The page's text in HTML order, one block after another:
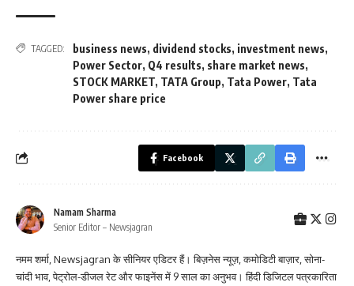
TAGGED: business news, dividend stocks, investment news,
Power Sector, Q4 results, share market news,
STOCK MARKET, TATA Group, Tata Power, Tata
Power share price
Facebook
Namam Sharma
Senior Editor – Newsjagran
नमम शर्मा, Newsjagran के सीनियर एडिटर हैं। बिज़नेस न्यूज़, कमोडिटी बाज़ार, सोना-
चांदी भाव, पेट्रोल-डीजल रेट और फाइनेंस में 9 साल का अनुभव। हिंदी डिजिटल पत्रकारिता